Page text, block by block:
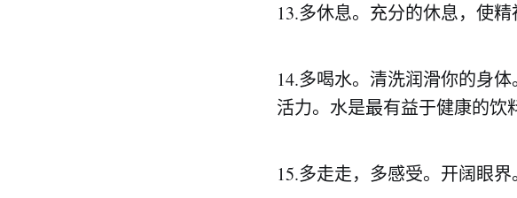
13.多休息。充分的休息，使
14.多喝水。清洗润滑你的身
活力。水是最有益于健康的饮
15.多走走，多感受。开阔眼